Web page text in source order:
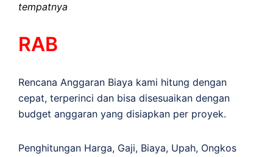
tempatnya
RAB
Rencana Anggaran Biaya kami hitung dengan
cepat, terperinci dan bisa disesuaikan dengan
budget anggaran yang disiapkan per proyek.
Penghitungan Harga, Gaji, Biaya, Upah, Ongkos